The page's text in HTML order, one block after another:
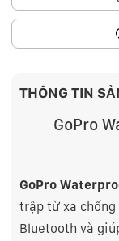
THÔNG TIN
GoPro
GoPro
trập từ xa chống
Bluetooth và